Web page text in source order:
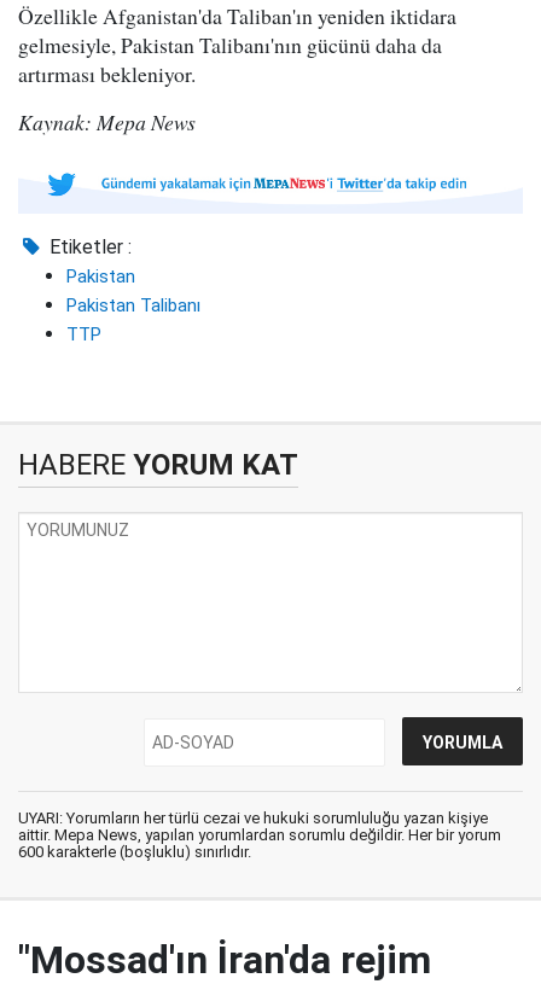
Özellikle Afganistan'da Taliban'ın yeniden iktidara
gelmesiyle, Pakistan Talibanı'nın gücünü daha da
artırması bekleniyor.
Kaynak: Mepa News
Etiketler :
Pakistan
Pakistan Talibanı
TTP
HABERE YORUM KAT
UYARI: Yorumların her türlü cezai ve hukuki sorumluluğu yazan kişiye
aittir. Mepa News, yapılan yorumlardan sorumlu değildir. Her bir yorum
600 karakterle (boşluklu) sınırlıdır.
"Mossad'ın İran'da rejim